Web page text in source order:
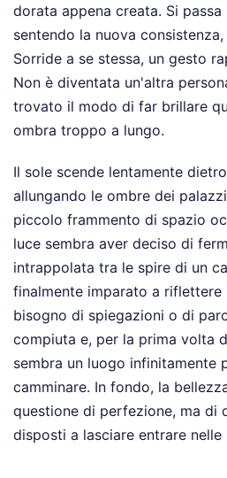
dorata appena creata. Si
sentendo la nuova
Sorride a se stessa, un gesto
Non è diventata un'altra
trovato il modo di far brillare
ombra troppo a lungo.
Il sole scende lentamente
allungando le ombre dei
piccolo frammento di spazio
luce sembra aver deciso di
intrappolata tra le spire di un
finalmente imparato a riflettere
bisogno di spiegazioni o di
compiuta e, per la prima volta
sembra un luogo infinitamente
camminare. In fondo, la
questione di perfezione, ma di
disposti a lasciare entrare